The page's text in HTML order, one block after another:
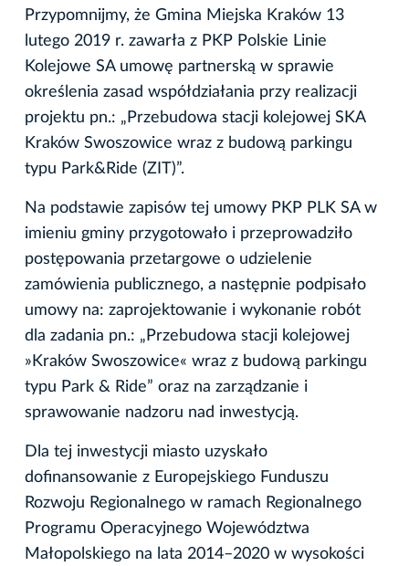
Przypomnijmy, że Gmina Miejska Kraków 13
lutego 2019 r. zawarła z PKP Polskie Linie
Kolejowe SA umowę partnerską w sprawie
określenia zasad współdziałania przy realizacji
projektu pn.: „Przebudowa stacji kolejowej SKA
Kraków Swoszowice wraz z budową parkingu
typu Park&Ride (ZIT)”.
Na podstawie zapisów tej umowy PKP PLK SA w
imieniu gminy przygotowało i przeprowadziło
postępowania przetargowe o udzielenie
zamówienia publicznego, a następnie podpisało
umowy na: zaprojektowanie i wykonanie robót
dla zadania pn.: „Przebudowa stacji kolejowej
»Kraków Swoszowice« wraz z budową parkingu
typu Park & Ride” oraz na zarządzanie i
sprawowanie nadzoru nad inwestycją.
Dla tej inwestycji miasto uzyskało
dofinansowanie z Europejskiego Funduszu
Rozwoju Regionalnego w ramach Regionalnego
Programu Operacyjnego Województwa
Małopolskiego na lata 2014–2020 w wysokości